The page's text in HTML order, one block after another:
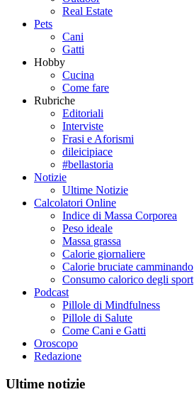
Real Estate
Pets
Cani
Gatti
Hobby
Cucina
Come fare
Rubriche
Editoriali
Interviste
Frasi e Aforismi
dileicipiace
#bellastoria
Notizie
Ultime Notizie
Calcolatori Online
Indice di Massa Corporea
Peso ideale
Massa grassa
Calorie giornaliere
Calorie bruciate camminando
Consumo calorico degli sport
Podcast
Pillole di Mindfulness
Pillole di Salute
Come Cani e Gatti
Oroscopo
Redazione
Ultime notizie